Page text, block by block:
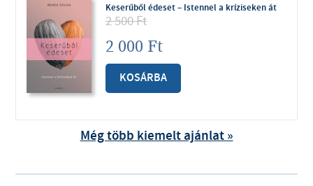
Keserűből édeset – Istennel a kríziseken át
2 500Ft
2 000 Ft
KOSÁRBA
Még több kiemelt ajánlat »